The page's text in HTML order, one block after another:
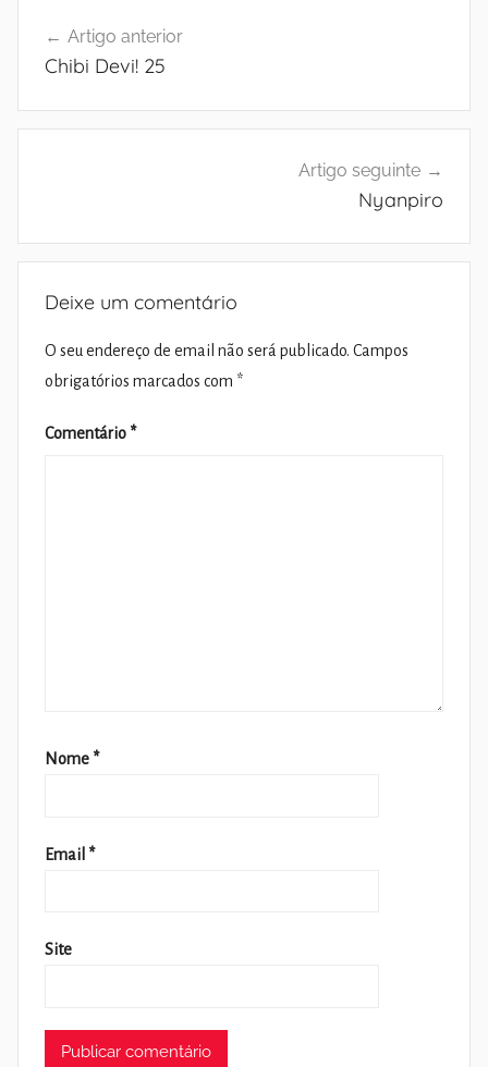
Artigo anterior
Chibi Devi! 25
Artigo seguinte
Nyanpiro
Deixe um comentário
O seu endereço de email não será publicado. Campos
obrigatórios marcados com *
Comentário *
Nome *
Email *
Site